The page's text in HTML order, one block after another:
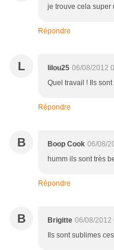
je trouve cela super
Répondre
L lilou25 06/08/2012
Quel travail ! Ils
Répondre
B Boop Cook 06/08/
humm ils sont très
Répondre
B Brigitte 06/08/2012
Ils sont sublimes